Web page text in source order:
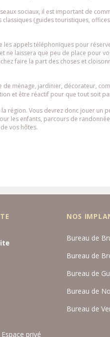
sociaux, il est important de
classiques (guides touristiques,
appels téléphoniques pour
laissera que peu de place pour
faire la part des choses et
ménage, jardinier, décorateur,
et être réactif pour que tout soit
région. Vous devrez donc jouer un
les enfants, parcours de
vos hôtes.
NOS
Bureau de
Bureau de
Bureau de
Bureau de
Bureau de
Espace privé